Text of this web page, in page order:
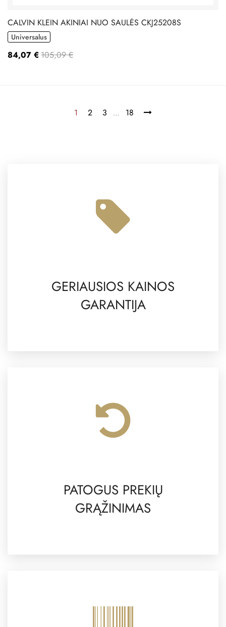
CALVIN KLEIN AKINIAI NUO SAULĖS CKJ25208S
Universalus
84,07 € 105,09 €
1 2 3 … 18
GERIAUSIOS KAINOS
GARANTIJA
PATOGUS PREKIŲ
GRĄŽINIMAS